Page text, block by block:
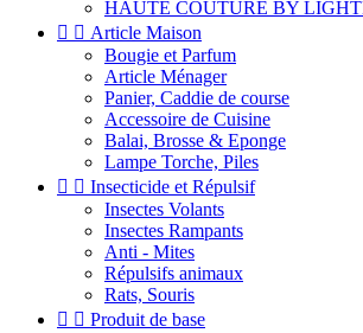
HAUTE COUTURE BY
  Article Maison
Bougie et Parfum
Article Ménager
Panier, Caddie de course
Accessoire de Cuisine
Balai, Brosse & Eponge
Lampe Torche, Piles
  Insecticide et Répulsif
Insectes Volants
Insectes Rampants
Anti - Mites
Répulsifs animaux
Rats, Souris
  Produit de base